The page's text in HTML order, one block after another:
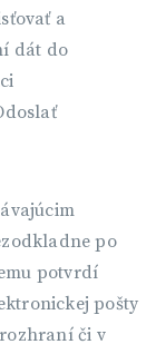
a
dát do
po
potvrdí
pošty
či v